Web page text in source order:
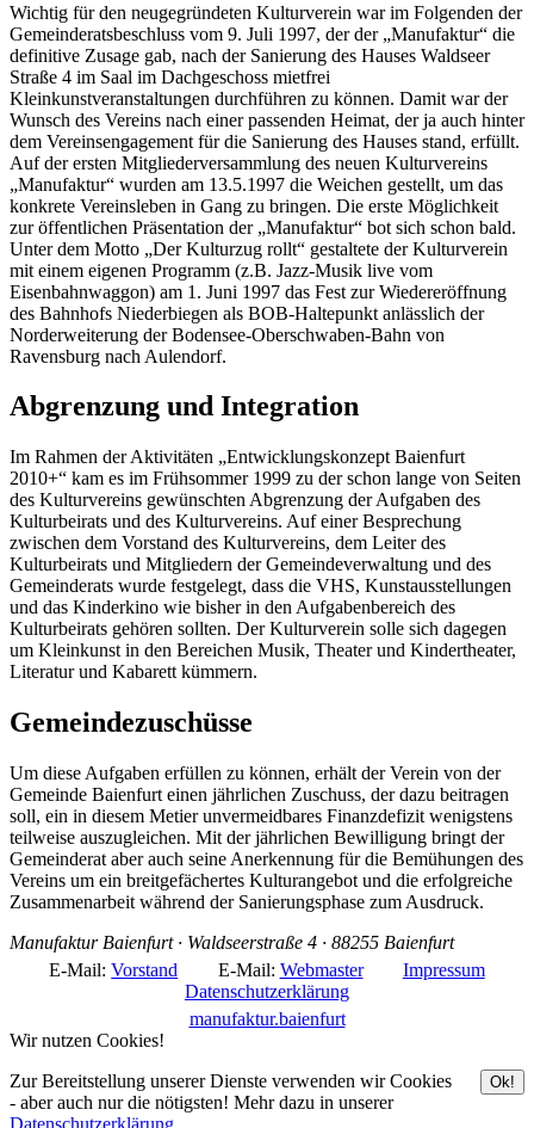
Wichtig für den neugegründeten Kulturverein war im Folgenden der
Gemeinderatsbeschluss vom 9. Juli 1997, der der „Manufaktur“ die
definitive Zusage gab, nach der Sanierung des Hauses Waldseer
Straße 4 im Saal im Dachgeschoss mietfrei
Kleinkunstveranstaltungen durchführen zu können. Damit war der
Wunsch des Vereins nach einer passenden Heimat, der ja auch hinter
dem Vereinsengagement für die Sanierung des Hauses stand, erfüllt.
Auf der ersten Mitgliederversammlung des neuen Kulturvereins
„Manufaktur“ wurden am 13.5.1997 die Weichen gestellt, um das
konkrete Vereinsleben in Gang zu bringen. Die erste Möglichkeit
zur öffentlichen Präsentation der „Manufaktur“ bot sich schon bald.
Unter dem Motto „Der Kulturzug rollt“ gestaltete der Kulturverein
mit einem eigenen Programm (z.B. Jazz-Musik live vom
Eisenbahnwaggon) am 1. Juni 1997 das Fest zur Wiedereröffnung
des Bahnhofs Niederbiegen als BOB-Haltepunkt anlässlich der
Norderweiterung der Bodensee-Oberschwaben-Bahn von
Ravensburg nach Aulendorf.
Abgrenzung und Integration
Im Rahmen der Aktivitäten „Entwicklungskonzept Baienfurt
2010+“ kam es im Frühsommer 1999 zu der schon lange von Seiten
des Kulturvereins gewünschten Abgrenzung der Aufgaben des
Kulturbeirats und des Kulturvereins. Auf einer Besprechung
zwischen dem Vorstand des Kulturvereins, dem Leiter des
Kulturbeirats und Mitgliedern der Gemeindeverwaltung und des
Gemeinderats wurde festgelegt, dass die VHS, Kunstausstellungen
und das Kinderkino wie bisher in den Aufgabenbereich des
Kulturbeirats gehören sollten. Der Kulturverein solle sich dagegen
um Kleinkunst in den Bereichen Musik, Theater und Kindertheater,
Literatur und Kabarett kümmern.
Gemeindezuschüsse
Um diese Aufgaben erfüllen zu können, erhält der Verein von der
Gemeinde Baienfurt einen jährlichen Zuschuss, der dazu beitragen
soll, ein in diesem Metier unvermeidbares Finanzdefizit wenigstens
teilweise auszugleichen. Mit der jährlichen Bewilligung bringt der
Gemeinderat aber auch seine Anerkennung für die Bemühungen des
Vereins um ein breitgefächertes Kulturangebot und die erfolgreiche
Zusammenarbeit während der Sanierungsphase zum Ausdruck.
Manufaktur Baienfurt · Waldseerstraße 4 · 88255 Baienfurt
E-Mail:Vorstand E-Mail: Webmaster
Impressum
Datenschutzerklärung
manufaktur.baienfurt
Wir nutzen Cookies!
Zur Bereitstellung unserer Dienste verwenden wir Cookies
- aber auch nur die nötigsten! Mehr dazu in unserer
Ok!